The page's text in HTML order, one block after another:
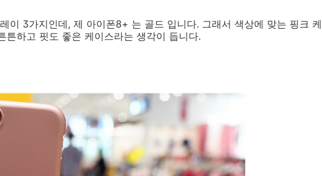
이 3가지인데, 제 아이폰8+ 는 골드 입니다. 그래서 색상에 맞는 핑크 케
튼하고 핏도 좋은 케이스라는 생각이 듭니다.